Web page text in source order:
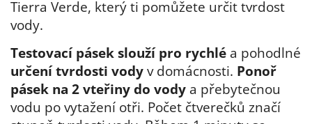
Tierra Verde, který ti pomůžete určit tvrdost
vody.
Testovací pásek slouží pro rychlé a pohodlné
určení tvrdosti vody v domácnosti. Ponoř
pásek na 2 vteřiny do vody a přebytečnou
vodu po vytažení otři. Počet čtverečků značí